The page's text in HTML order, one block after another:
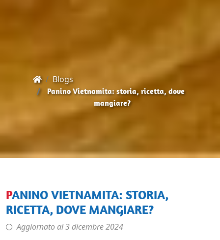
Blogs
Panino Vietnamita: storia, ricetta, dove
mangiare?
PANINO VIETNAMITA: STORIA,
RICETTA, DOVE MANGIARE?
Aggiornato al3 dicembre 2024